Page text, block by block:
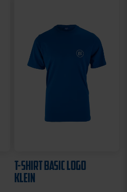
T-SHIRT BASIC LOGO
KLEIN